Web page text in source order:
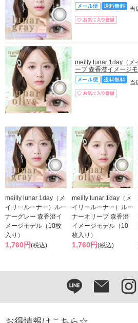
当
meilly lunar 1day（メ
ーブ 森香澄イメージ
当
meilly lunar 1day（メ
イリールーナー）ルー
ナーグレー 森香澄イ
メージモデル（10枚
入り）
1,760円(税込)
meilly lunar 1day（メ
イリールーナー）ルー
ナーオリーブ 森香澄
イメージモデル（10
枚入り）
1,760円(税込)